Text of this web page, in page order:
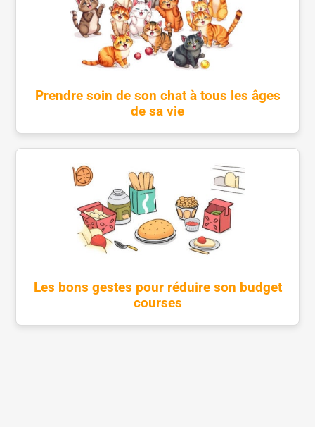
Prendre soin de son chat à tous les âges
de sa vie
Les bons gestes pour réduire son budget
courses